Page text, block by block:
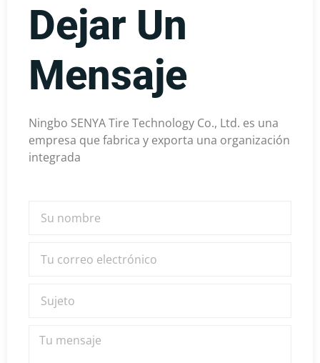
Dejar Un
Mensaje
Ningbo SENYA Tire Technology Co., Ltd. es una
empresa que fabrica y exporta una organización
integrada